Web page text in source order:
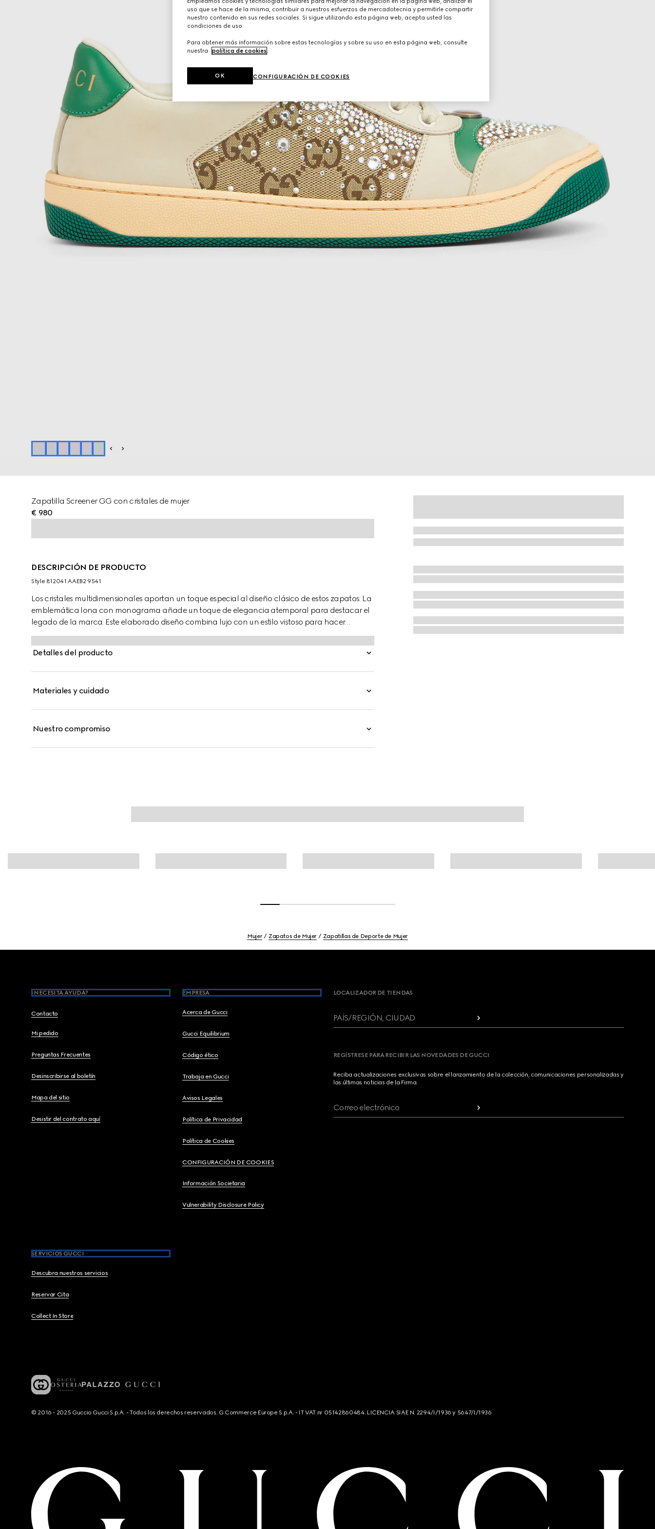
Zapatilla Screener GG con cristales de mujer
€ 980
DESCRIPCIÓN DE PRODUCTO
Style ‎812041 AAEB2 9541
Los cristales multidimensionales aportan un toque especial al diseño clásico de estos zapatos. La
emblemática lona con monograma añade un toque de elegancia atemporal para destacar el
legado de la marca. Este elaborado diseño combina lujo con un estilo vistoso para hacer
destacar cualquier conjunto.
Detalles del producto
Materiales y cuidado
Nuestro compromiso
Mujer Zapatos de Mujer Zapatillas de Deporte de Mujer
¿NECESITA AYUDA?
Contacto
Mi pedido
Preguntas Frecuentes
Desinscribirse al boletín
Mapa del sitio
Desistir del contrato aquí
EMPRESA
Acerca de Gucci
Gucci Equilibrium
Código ético
Trabaja en Gucci
Avisos Legales
Política de Privacidad
Política de Cookies
CONFIGURACIÓN DE COOKIES
Información Societaria
Vulnerability Disclosure Policy
SERVICIOS GUCCI
Descubra nuestros servicios
Reservar Cita
Collect In Store
LOCALIZADOR DE TIENDAS
PAÍS/REGIÓN, CIUDAD
REGÍSTRESE PARA RECIBIR LAS NOVEDADES DE GUCCI
Reciba actualizaciones exclusivas sobre el lanzamiento de la colección, comunicaciones personalizadas y
las últimas noticias de la Firma.
Correo electrónico
© 2016 - 2025 Guccio Gucci S.p.A. - Todos los derechos reservados. G Commerce Europe S.p.A. - IT VAT nr 05142860484. LICENCIA SIAE N. 2294/I/1936 y 5647/I/1936
uso que se hace de la misma, contribuir a nuestros esfuerzos de mercadotecnia y permitirle compartir
nuestro contenido en sus redes sociales. Si sigue utilizando esta página web, acepta usted las
condiciones de uso.
Para obtener más información sobre estas tecnologías y sobre su uso en esta página web, consulte
nuestra
política de cookies.
CONFIGURACIÓN DE COOKIES
OK